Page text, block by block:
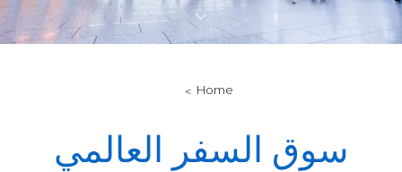
KOR
Home
سوق السفر العالمي